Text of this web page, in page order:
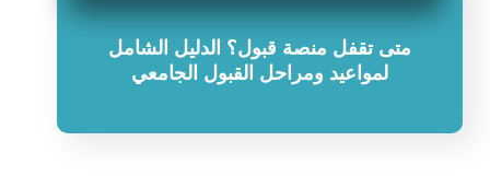
متى تقفل منصة قبول؟ الدليل الشامل
لمواعيد ومراحل القبول الجامعي